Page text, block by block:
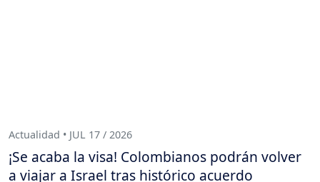
Actualidad • JUL 17 / 2026
¡Se acaba la visa! Colombianos podrán volver
a viajar a Israel tras histórico acuerdo